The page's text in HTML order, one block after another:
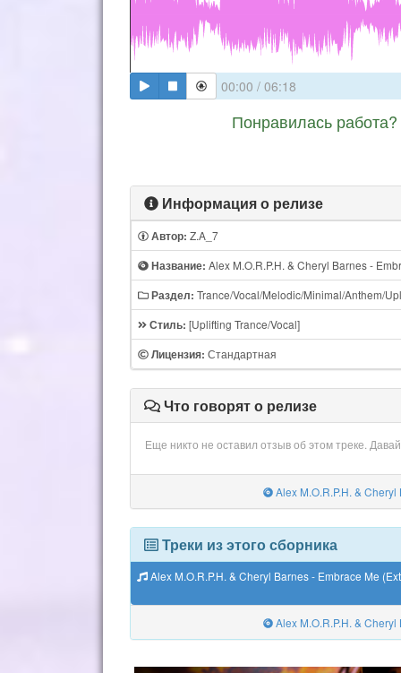
00:00 / 06:18
Понравилась
Информация о релизе
Автор: Z.A_7
Название: Alex M.O.R.P.H. & Cheryl Barnes -
Раздел: Trance/Vocal/Melodic/Minimal/Anthem/
Стиль: [Uplifting Trance/Vocal]
Лицензия: Стандартная
Что говорят о релизе
Еще никто не оставил отзыв об этом треке.
Alex M.O.R.P.H. &
Треки из этого сборника
Alex M.O.R.P.H. & Cheryl Barnes - Embrace Me
Alex M.O.R.P.H. &